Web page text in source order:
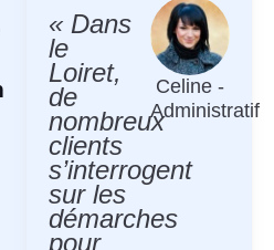
Celine -
Administratif
« Dans
le
Loiret,
de
nombreux
clients
s’interrogent
sur les
démarches
pour